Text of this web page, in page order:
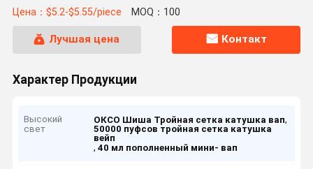
Цена：$5.2-$5.55/piece MOQ：100
Лучшая цена Контакт
Характер Продукции
Высокий
свет
ОКСО Шиша Тройная сетка катушка вап,
50000 пуфсов тройная сетка катушка
вейп
,40 мл пополненный мини- вап